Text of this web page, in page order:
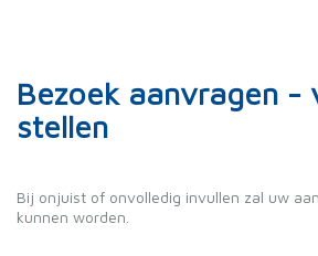
Bezoek aanvragen -
stellen
Bij onjuist of onvolledig invullen zal uw
kunnen worden.